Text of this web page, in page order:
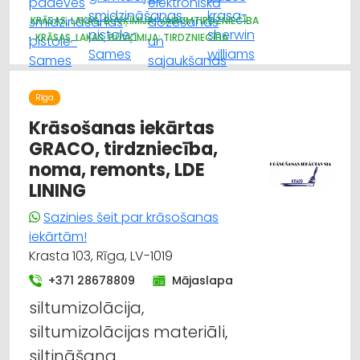
KRĀSAS, LAKAS, BŪVĶĪMIJA: VAIRUMTIRDZNIECĪBA
KRĀSAS, LAKAS, BŪVĶĪMIJA: TIRDZNIECĪBA
APDARES MATERIĀLI: GRĪDAS SEGUMI
HIDRAULISKĀS UN PNEIMATISKĀS IERĪCES
INSTRUMENTU UN DARBARĪKU TIRDZNIECĪBA
KOKAPSTRĀDES IEKĀRTAS UN INSTRUMENTI
RŪPNIECISKĀS IEKĀRTAS, AUTOMATIZĀCIJA
Rīga
Krāsošanas iekārtas
GRACO, tirdzniecība,
noma, remonts, LDE
LINING
Sazinies šeit par krāsošanas
iekārtām!
Krasta 103, Rīga, LV-1019
+371 28678809 Mājaslapa
siltumizolācija,
siltumizolācijas materiāli,